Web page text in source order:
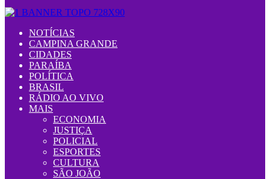
NOTÍCIAS
CAMPINA GRANDE
CIDADES
PARAÍBA
POLÍTICA
BRASIL
RÁDIO AO VIVO
MAIS
ECONOMIA
JUSTIÇA
POLICIAL
ESPORTES
CULTURA
SÃO JOÃO